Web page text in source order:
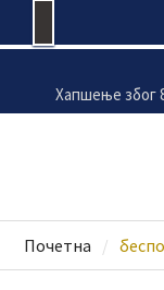
content
Хапшење због
осумњиченима и
Пријатељство
изложба о
Почетна